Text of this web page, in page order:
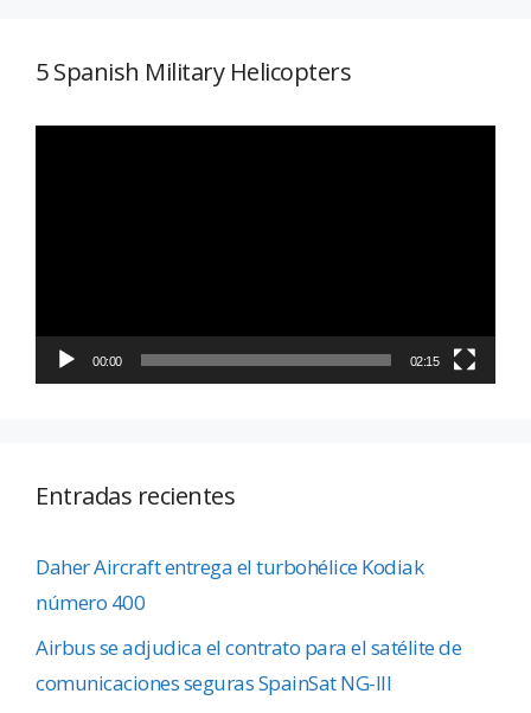
5 Spanish Military Helicopters
00:00 02:15
Entradas recientes
Daher Aircraft entrega el turbohélice Kodiak
número 400
Airbus se adjudica el contrato para el satélite de
comunicaciones seguras SpainSat NG-III